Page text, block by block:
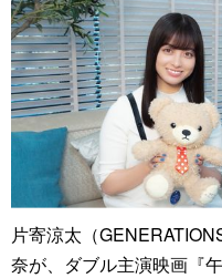
片寄涼太（
奈が、ダブル主演映画『